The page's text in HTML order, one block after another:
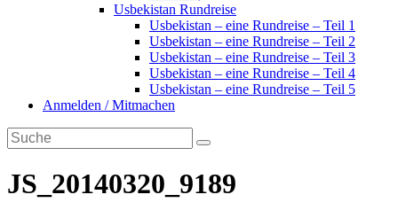
Usbekistan Rundreise
Usbekistan – eine Rundreise – Teil 1
Usbekistan – eine Rundreise – Teil 2
Usbekistan – eine Rundreise – Teil 3
Usbekistan – eine Rundreise – Teil 4
Usbekistan – eine Rundreise – Teil 5
Anmelden / Mitmachen
JS_20140320_9189